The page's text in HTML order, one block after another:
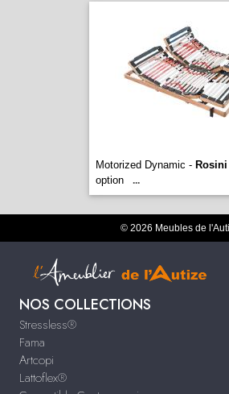
Motorized Dynamic - Rosini
option
...
© 2026 Meubles de
NOS COLLECTIONS
Stressless®
Fama
Artcopi
Lattoflex®